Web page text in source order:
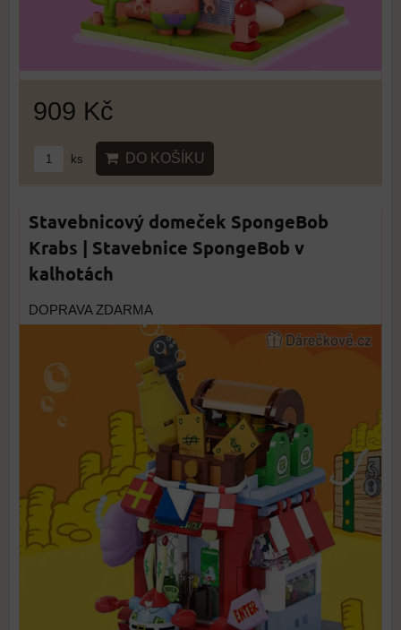
909 Kč
ks DO KOŠÍKU
Stavebnicový domeček SpongeBob
Krabs | Stavebnice SpongeBob v
kalhotách
DOPRAVA ZDARMA